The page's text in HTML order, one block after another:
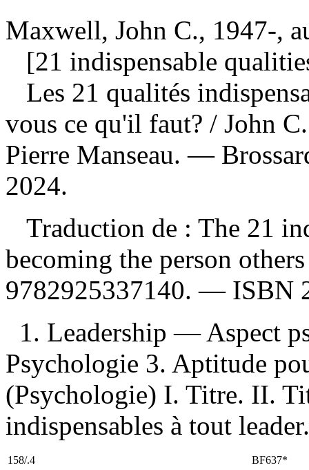
Maxwell, John C., 1947-,
[21 indispensable
Les 21 qualités
vous ce qu'il faut? / John
Pierre Manseau. —
2024.
Traduction de : The 21
becoming the person
9782925337140. — ISBN
1. Leadership — Aspect
Psychologie 3. Aptitude
(Psychologie) I. Titre. II.
indispensables à tout leader.
158/.4 BF637*